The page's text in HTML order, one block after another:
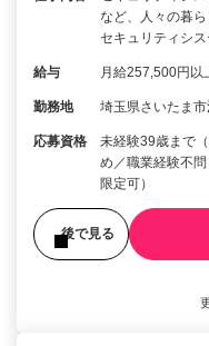
など、人々の暮
セキュリティシ
給与 月給257,500円以
勤務地 埼玉県さいたま
応募資格
未経験39歳まで
め／職業経験不
限定可）
後で見る